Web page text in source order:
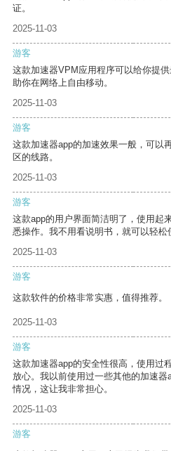
证。
2025-11-03
游客
这款加速器VPM应用程序可以给你提
助你在网络上自由移动。
2025-11-03
游客
这款加速器app的加速效果一般，可以
区的线路。
2025-11-03
游客
这款app的用户界面简洁明了，使用起
悉操作。我不用看说明书，就可以轻松
2025-11-03
游客
这款软件的价格非常实惠，值得推荐。
2025-11-03
游客
这款加速器app的安全性很高，使用过
放心。我以前使用过一些其他的加速
情况，这让我非常担心。
2025-11-03
游客